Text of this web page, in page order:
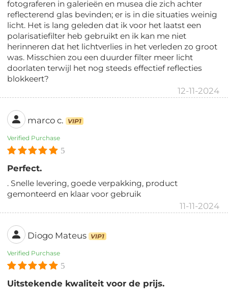
fotograferen in galerieën en musea die zich achter
reflecterend glas bevinden; er is in die situaties weinig
licht. Het is lang geleden dat ik voor het laatst een
polarisatiefilter heb gebruikt en ik kan me niet
herinneren dat het lichtverlies in het verleden zo groot
was. Misschien zou een duurder filter meer licht
doorlaten terwijl het nog steeds effectief reflecties
blokkeert?
12-11-2024
marco c. VIP1
Verified Purchase
5
Perfect.
. Snelle levering, goede verpakking, product
gemonteerd en klaar voor gebruik
11-11-2024
Diogo Mateus VIP1
Verified Purchase
5
Uitstekende kwaliteit voor de prijs.